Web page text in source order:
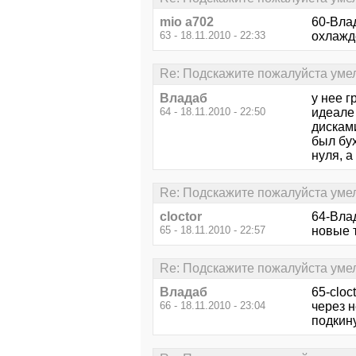
mio a702
63 - 18.11.2010 - 22:33
60-
Re: Подскажите пожалуйста
Владаб
64 - 18.11.2010 - 22:50
у нее
был
нуля,
Re: Подскажите пожалуйста
cloctor
65 - 18.11.2010 - 22:57
64-
новые
Re: Подскажите пожалуйста
Владаб
66 - 18.11.2010 - 23:04
65-
через